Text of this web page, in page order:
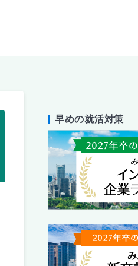
早めの就活対策